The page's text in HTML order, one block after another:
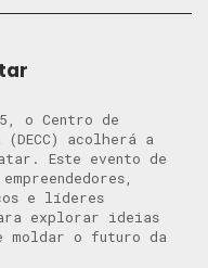
o Centro de
(DECC) acolherá a
Este evento de
e líderes
explorar ideias
moldar o futuro da